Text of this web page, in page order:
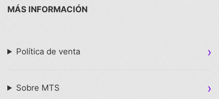
MÁS INFORMACIÓN
Política de venta
Sobre MTS